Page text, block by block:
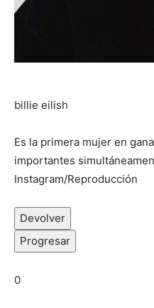
billie eilish
Es la primera mujer en
importantes
Instagram/Reproducción
Devolver
Progresar
0